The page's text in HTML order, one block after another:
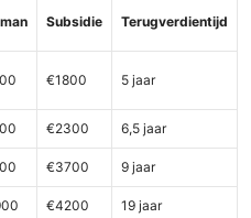
Subsidie Terugverdientijd
€1800 5 jaar
€2300 6,5 jaar
€3700 9 jaar
€4200 19 jaar